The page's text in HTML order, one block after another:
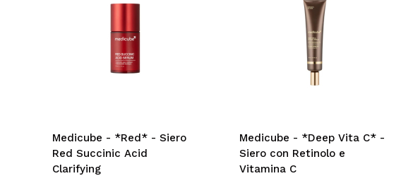
Medicube - *Red* - Siero
Red Succinic Acid
Clarifying
Medicube - *Deep Vita C* -
Siero con Retinolo e
Vitamina C